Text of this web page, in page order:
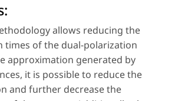
allows reducing the
times of the dual-polarization
approximation generated by
it is possible to reduce the
and further decrease the